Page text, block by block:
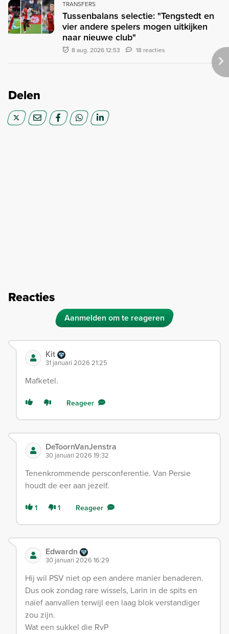
TRANSFERS
Tussenbalans selectie: "Tengstedt en
vier andere spelers mogen uitkijken
naar nieuwe club"
8 aug. 2026 12:53 18 reacties
Delen
Reacties
Aanmelden om te reageren
Kit
31 januari 2026 21:25
Mafketel.
Reageer
DeToornVanJenstra
30 januari 2026 19:32
Tenenkrommende persconferentie. Van Persie
houdt de eer aan jezelf.
1 1 Reageer
Edwardn
30 januari 2026 16:29
Hij wil PSV niet op een andere manier benaderen.
Dus ook zondag rare wissels, Larin in de spits en
naïef aanvallen terwijl een laag blok verstandiger
zou zijn.
Wat een sukkel die RvP